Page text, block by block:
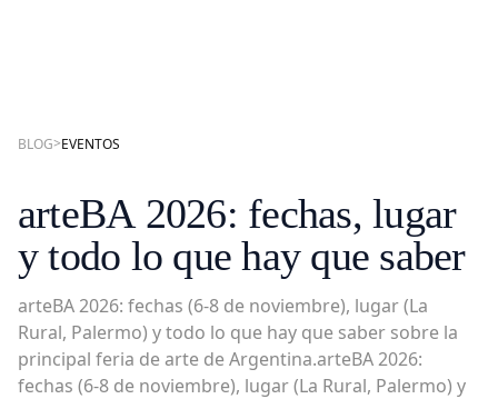
BLOG>EVENTOS
arteBA 2026: fechas, lugar
y todo lo que hay que saber
arteBA 2026: fechas (6-8 de noviembre), lugar (La
Rural, Palermo) y todo lo que hay que saber sobre la
principal feria de arte de Argentina.arteBA 2026:
fechas (6-8 de noviembre), lugar (La Rural, Palermo) y